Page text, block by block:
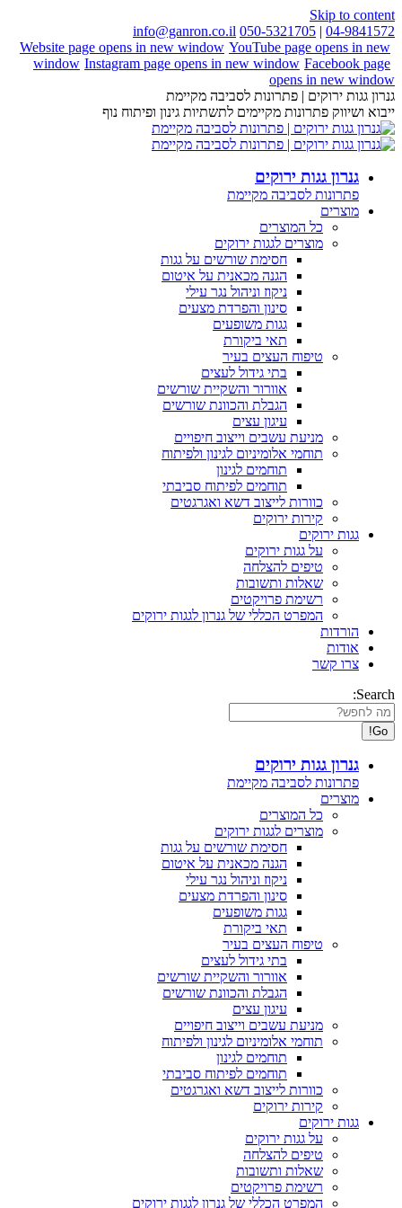
Skip to content
04-9841572
|
050-5321705
info@ganron.co.il
Website page opens in new window YouTube page opens in new
window Instagram page opens in new window Facebook page
opens in new window
גנרון גגות ירוקים | פתרונות לסביבה מקיימת
ייבוא ושיווק פתרונות מקיימים לתשתיות גינון ופיתוח נוף
גנרון גגות ירוקים
פתרונות לסביבה מקיימת
מוצרים
כל המוצרים
מוצרים לגגות ירוקים
חסימת שורשים על גגות
הגנה מכאנית על איטום
ניקוז וניהול נגר עילי
סינון והפרדת מצעים
גגות משופעים
תאי ביקורת
טיפוח העצים בעיר
בתי גידול לעצים
אוורור והשקיית שורשים
הגבלת והכוונת שורשים
עיגון עצים
מניעת עשבים וייצוב חיפויים
תוחמי אלומיניום לגינון ולפיתוח
תוחמים לגינון
תוחמים לפיתוח סביבתי
כוורות לייצוב דשא ואגרגטים
קירות ירוקים
גגות ירוקים
על גגות ירוקים
טיפים להצלחה
שאלות ותשובות
רשימת פרויקטים
המפרט הכללי של גנרון לגגות ירוקים
הורדות
אודות
צרו קשר
Search:
גנרון גגות ירוקים
פתרונות לסביבה מקיימת
מוצרים
כל המוצרים
מוצרים לגגות ירוקים
חסימת שורשים על גגות
הגנה מכאנית על איטום
ניקוז וניהול נגר עילי
סינון והפרדת מצעים
גגות משופעים
תאי ביקורת
טיפוח העצים בעיר
בתי גידול לעצים
אוורור והשקיית שורשים
הגבלת והכוונת שורשים
עיגון עצים
מניעת עשבים וייצוב חיפויים
תוחמי אלומיניום לגינון ולפיתוח
תוחמים לגינון
תוחמים לפיתוח סביבתי
כוורות לייצוב דשא ואגרגטים
קירות ירוקים
גגות ירוקים
על גגות ירוקים
טיפים להצלחה
שאלות ותשובות
רשימת פרויקטים
המפרט הכללי של גנרון לגגות ירוקים